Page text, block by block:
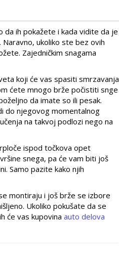
ih pokažete i kada vidite da je
Naravno, ukoliko ste bez ovih
Zajedničkim snagama
koji će vas spasiti smrzavanja
ćete mnogo brže počistiti snge
da imate so ili pesak.
do njegovog momentalnog
na takvoj podlozi nego na
ispod točkova opet
snega, pa će vam biti još
Samo pazite kako njih
montiraju i još brže se izbore
Ukoliko pokušate da se
će vas kupovina auto delova